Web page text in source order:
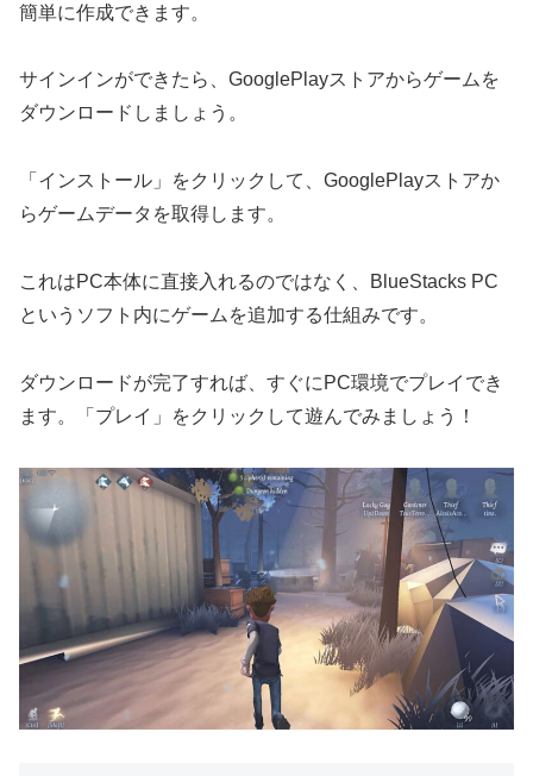
簡単に作成できます。
サインインができたら、GooglePlayストアからゲームを
ダウンロードしましょう。
「インストール」をクリックして、GooglePlayストアか
らゲームデータを取得します。
これはPC本体に直接入れるのではなく、BlueStacks PC
というソフト内にゲームを追加する仕組みです。
ダウンロードが完了すれば、すぐにPC環境でプレイでき
ます。「プレイ」をクリックして遊んでみましょう！